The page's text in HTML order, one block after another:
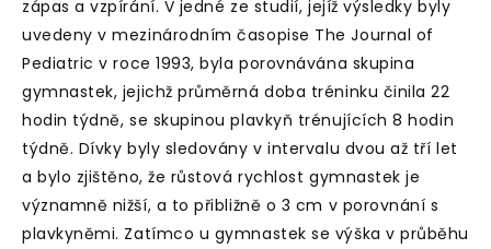
zápas a vzpírání. V jedné ze studií, jejíž výsledky byly
uvedeny v mezinárodním časopise The Journal of
Pediatric v roce 1993, byla porovnávána skupina
gymnastek, jejichž průměrná doba tréninku činila 22
hodin týdně, se skupinou plavkyň trénujících 8 hodin
týdně. Dívky byly sledovány v intervalu dvou až tří let
a bylo zjištěno, že růstová rychlost gymnastek je
významně nižší, a to přibližně o 3 cm v porovnání s
plavkyněmi. Zatímco u gymnastek se výška v průběhu